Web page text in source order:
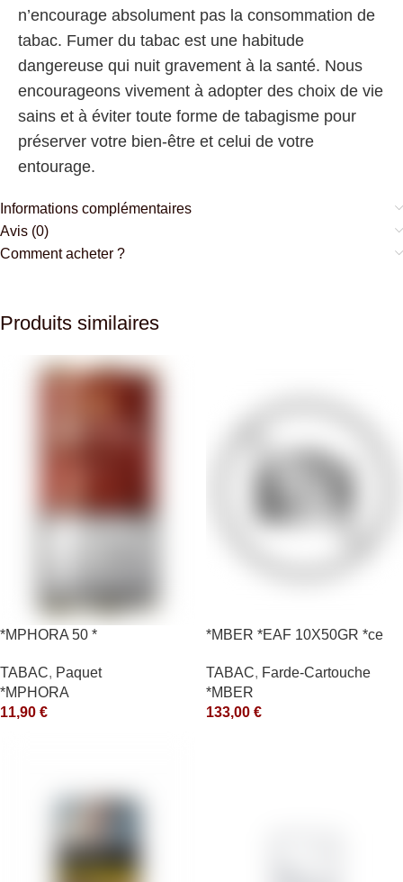
n’encourage absolument pas la consommation de
tabac. Fumer du tabac est une habitude
dangereuse qui nuit gravement à la santé. Nous
encourageons vivement à adopter des choix de vie
sains et à éviter toute forme de tabagisme pour
préserver votre bien-être et celui de votre
entourage.
Informations complémentaires
Avis (0)
Comment acheter ?
Produits similaires
*MPHORA 50 *
TABAC, Paquet
*MPHORA
11,90 €
*MBER *EAF 10X50GR *ce
TABAC, Farde-Cartouche
*MBER
133,00 €